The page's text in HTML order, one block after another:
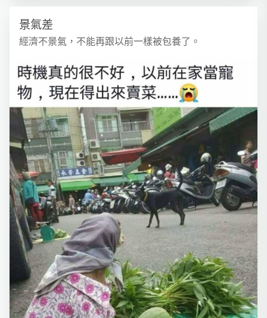
景氣差
經濟不景氣，不能再跟以前一樣被包養了。